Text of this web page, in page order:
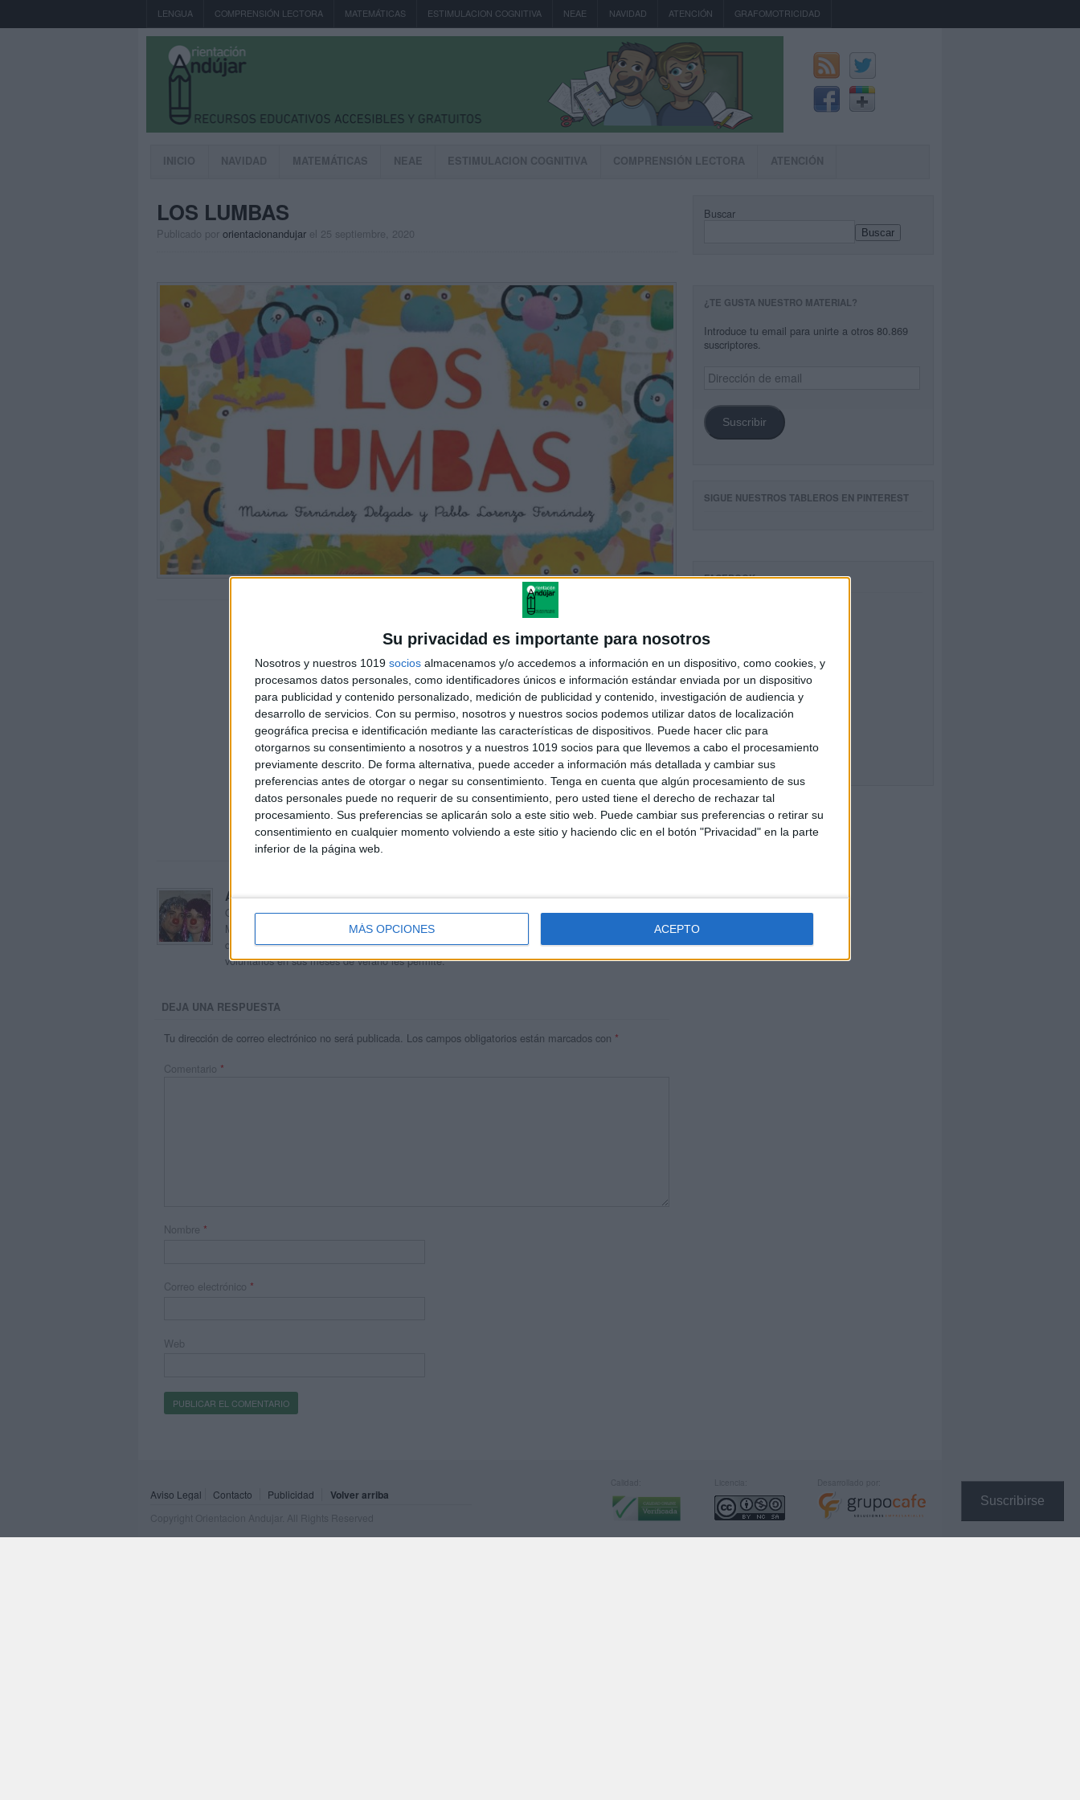
Su privacidad es importante para nosotros
Nosotros y nuestros 1019 socios almacenamos y/o accedemos a información en un dispositivo, como cookies, y
procesamos datos personales, como identificadores únicos e información estándar enviada por un dispositivo
para publicidad y contenido personalizado, medición de publicidad y contenido, investigación de audiencia y
desarrollo de servicios. Con su permiso, nosotros y nuestros socios podemos utilizar datos de localización
geográfica precisa e identificación mediante las características de dispositivos. Puede hacer clic para
otorgarnos su consentimiento a nosotros y a nuestros 1019 socios para que llevemos a cabo el procesamiento
previamente descrito. De forma alternativa, puede acceder a información más detallada y cambiar sus
preferencias antes de otorgar o negar su consentimiento. Tenga en cuenta que algún procesamiento de sus
datos personales puede no requerir de su consentimiento, pero usted tiene el derecho de rechazar tal
procesamiento. Sus preferencias se aplicarán solo a este sitio web. Puede cambiar sus preferencias o retirar su
consentimiento en cualquier momento volviendo a este sitio y haciendo clic en el botón "Privacidad" en la parte
inferior de la página web.
MÁS OPCIONES ACEPTO
Suscribirse
LENGUA COMPRENSIÓN LECTORA MATEMÁTICAS ESTIMULACION COGNITIVA NEAE NAVIDAD ATENCIÓN GRAFOMOTRICIDAD
INICIO NAVIDAD MATEMÁTICAS NEAE ESTIMULACION COGNITIVA COMPRENSIÓN LECTORA ATENCIÓN
LOS LUMBAS
Publicado por orientacionandujar el 25 septiembre, 2020
Acerca de orientacionandujar
Orientación Andújar no es solo un blog, es la apuesta personal de dos profesores Ginés y
Maribel, que además de ser pareja, son los encargados de los contenidos que encontramos
dentro del blog y en el cual, vuelcan la mayor parte del tiempo, que sus tareas como docentes, y
voluntarios en sus meses de verano les permite.
DEJA UNA RESPUESTA
Tu dirección de correo electrónico no será publicada. Los campos obligatorios están marcados con *
Comentario *
Nombre *
Correo electrónico *
Web
Buscar
Buscar
¿TE GUSTA NUESTRO MATERIAL?
Introduce tu email para unirte a otros 80.869
suscriptores.
Dirección
de
Suscribir
SIGUE NUESTROS TABLEROS EN PINTEREST
FACEBOOK
Aviso Legal Contacto Publicidad Volver arriba